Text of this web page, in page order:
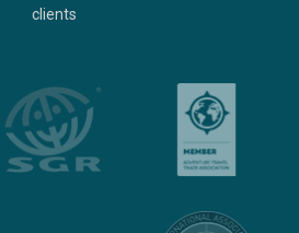
clients